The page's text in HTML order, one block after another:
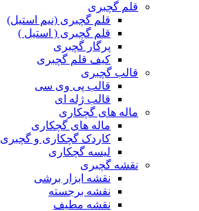
قلم گچبری
قلم گچبری (نیم استیل)
قلم گچبری ( استیل )
پرگار گچبری
کیف قلم گچبری
قالب گچبری
قالب پی وی سی
قالب ژله ای
ماله های گچکاری
ماله های گچکاری
کاردک گچکاری و گچبری
لیسه گچکاری
نقشه گچبری
نقشه ابزار برشی
نقشه برجسته
نقشه مطیف